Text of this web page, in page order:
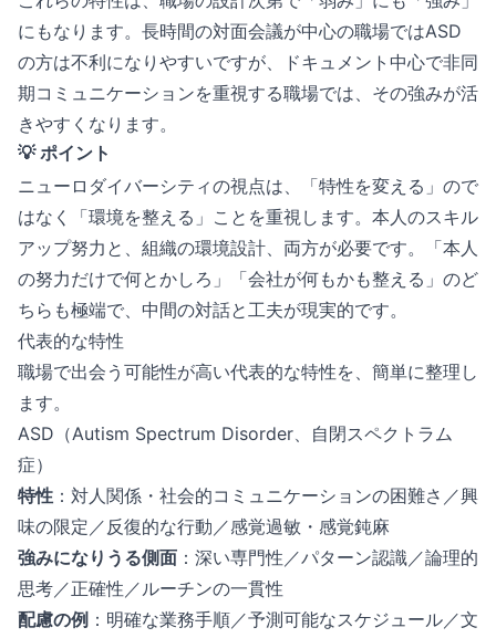
にもなります。長時間の対面会議が中心の職場ではASD
の方は不利になりやすいですが、ドキュメント中心で非同
期コミュニケーションを重視する職場では、その強みが活
きやすくなります。
💡 ポイント
ニューロダイバーシティの視点は、「特性を変える」ので
はなく「環境を整える」ことを重視します。本人のスキル
アップ努力と、組織の環境設計、両方が必要です。「本人
の努力だけで何とかしろ」「会社が何もかも整える」のど
ちらも極端で、中間の対話と工夫が現実的です。
代表的な特性
職場で出会う可能性が高い代表的な特性を、簡単に整理し
ます。
ASD（Autism Spectrum Disorder、自閉スペクトラム
症）
特性 ：対人関係・社会的コミュニケーションの困難さ／興
味の限定／反復的な行動／感覚過敏・感覚鈍麻
強みになりうる側面 ：深い専門性／パターン認識／論理的
思考／正確性／ルーチンの一貫性
配慮の例 ：明確な業務手順／予測可能なスケジュール／文